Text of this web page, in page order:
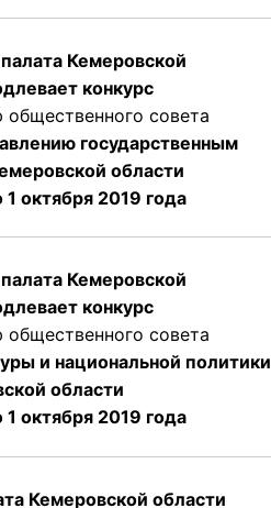
Кемеровской
конкурс
совета
государственным
области
1 октября 2019 года
Кемеровской
конкурс
совета
и национальной политики
области
1 октября 2019 года
Кемеровской области